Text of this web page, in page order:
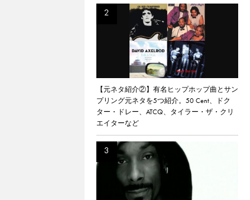
【元ネタ紹介②】有名ヒップホップ曲とサン
プリング元ネタを5つ紹介。50 Cent、ドク
ター・ドレー、ATCQ、タイラー・ザ・クリ
エイターなど